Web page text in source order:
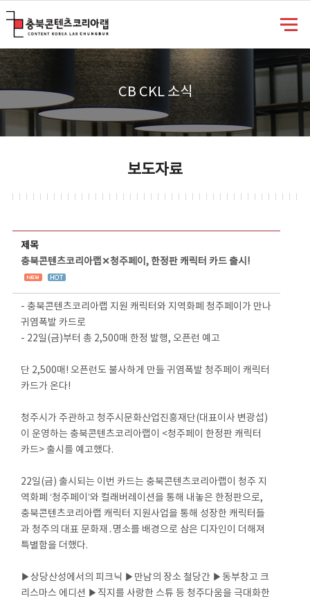
CB CKL 소식
보도자료
제목
충북콘텐츠코리아랩✕청주페이, 한정판 캐릭터 카드 출시!
- 충북콘텐츠코리아랩 지원 캐릭터와 지역화폐 청주페이가 만나
귀염폭발 카드로
- 22일(금)부터 총 2,500매 한정 발행, 오픈런 예고
단 2,500매! 오픈런도 불사하게 만들 귀염폭발 청주페이 캐릭터
카드가 온다!
청주시가 주관하고 청주시문화산업진흥재단(대표이사 변광섭)
이 운영하는 충북콘텐츠코리아랩이 <청주페이 한정판 캐릭터
카드> 출시를 예고했다.
22일(금) 출시되는 이번 카드는 충북콘텐츠코리아랩이 청주 지
역화폐 ‘청주페이’와 컬래버레이션을 통해 내놓은 한정판으로,
충북콘텐츠코리아랩 캐릭터 지원사업을 통해 성장한 캐릭터들
과 청주의 대표 문화재․명소를 배경으로 삼은 디자인이 더해져
특별함을 더했다.
▶상당산성에서의 피크닉 ▶만남의 장소 철당간 ▶동부창고 크
리스마스 에디션 ▶직지를 사랑한 스튜 등 청주다움을 극대화한